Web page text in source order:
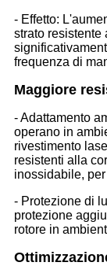
- Effetto:
strato resistente
frequenza di
Maggiore
- Adattamento
operano in
rivestimento
resistenti alla
inossidabile,
- Protezione di
protezione
rotore in